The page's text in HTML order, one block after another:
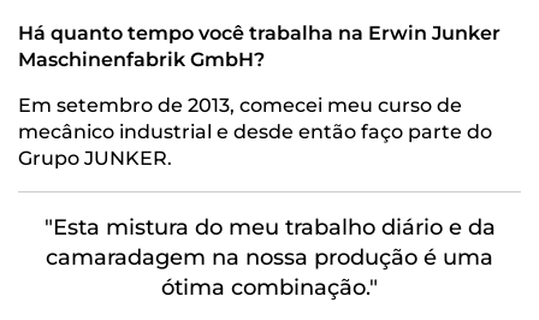
Há quanto tempo você trabalha na Erwin Junker
Maschinenfabrik GmbH?
Em setembro de 2013, comecei meu curso de
mecânico industrial e desde então faço parte do
Grupo JUNKER.
"Esta mistura do meu trabalho diário e da
camaradagem na nossa produção é uma
ótima combinação."